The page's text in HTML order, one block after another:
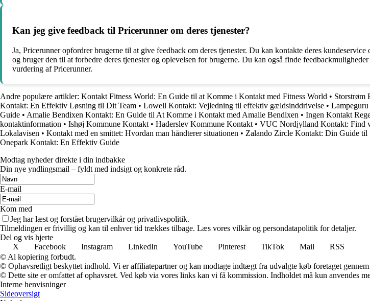
Kan jeg give feedback til Pricerunner om deres tjenester?
Ja, Pricerunner opfordrer brugerne til at give feedback om deres tjenester. Du kan kontakte deres
og bruger den til at forbedre deres tjenester og oplevelsen for brugerne. Du kan også finde
vurdering af Pricerunner.
Andre populære artikler: Kontakt Fitness World: En Guide til at Komme i Kontakt med Fitness World • Storstrøm
Kontakt: En Effektiv Løsning til Dit Team • Lowell Kontakt: Vejledning til effektiv gældsinddrivelse •
Guide • Amalie Bendixen Kontakt: En Guide til At Komme i Kontakt med Amalie Bendixen • Ingen Kontakt
kontaktinformation • Ishøj Kommune Kontakt • Haderslev Kommune Kontakt • VUC Nordjylland Kontakt: Find
Lokalavisen • Kontakt med en smittet: Hvordan man håndterer situationen • Zalando Zircle Kontakt: Din Guide til
Onepark Kontakt: En Effektiv Guide
Modtag nyheder direkte i din indbakke
Din nye yndlingsmail – fyldt med indsigt og konkrete råd.
E-mail
Kom med
Jeg har læst og forstået brugervilkår og privatlivspolitik.
Tilmeldingen er frivillig og kan til enhver tid trækkes tilbage. Læs vores vilkår og persondatapolitik for detaljer.
Del og vis hjerte
X
Facebook Instagram LinkedIn YouTube Pinterest TikTok Mail
RSS
© Al kopiering forbudt.
© Ophavsretligt beskyttet indhold. Vi er affiliatepartner og kan modtage indtægt fra udvalgte køb foretaget gennem
© Dette site er omfattet af ophavsret. Ved køb via vores links kan vi få kommission. Indholdet må kun anvendes
Interne henvisninger
Sideoversigt